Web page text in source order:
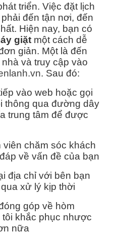
triển. Việc đặt lịch
đến tận nơi, đến
Hiện nay, bạn có
giặt một cách dễ
giản. Một là đến
và truy cập vào
. Sau đó:
vào web hoặc gọi
thông qua đường dây
trung tâm để được
chăm sóc khách
về vấn đề của bạn
địa chỉ với bên bạn
xử lý kịp thời
góp về hòm
khắc phục nhược
nữa